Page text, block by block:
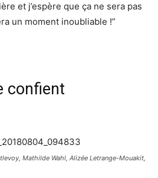
et j’espère que ça ne sera pas
un moment inoubliable !”
confient
Mathilde Wahl, Alizée Letrange-Mouakit,